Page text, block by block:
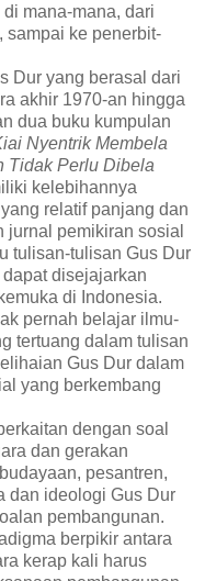
mana-mana, dari
sampai ke penerbit-
Dur yang berasal dari
akhir 1970-an hingga
dua buku kumpulan
Nyentrik Membela
Tidak Perlu Dibela
kelebihannya
relatif panjang dan
pemikiran sosial
tulisan-tulisan Gus Dur
disejajarkan
di Indonesia.
pernah belajar ilmu-
tertuang dalam tulisan
Gus Dur dalam
yang berkembang
dengan soal
dan gerakan
pesantren,
dan ideologi Gus Dur
pembangunan.
berpikir antara
kerap kali harus